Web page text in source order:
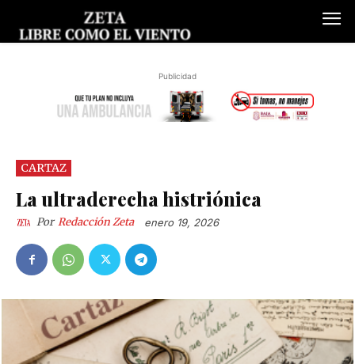
Publicidad
CARTAZ
La ultraderecha histriónica
Por Redacción Zeta enero 19, 2026